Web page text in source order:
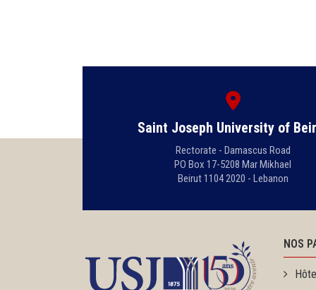
Saint Joseph University of
Rectorate - Damascus Road
PO Box 17-5208 Mar Mikhael
Beirut 1104 2020 - Lebanon
NOS